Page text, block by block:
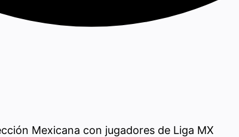
Mexicana con jugadores de Liga MX